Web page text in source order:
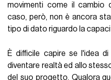
movimenti come il cambio
caso, però, non è ancora
tipo di dato riguardo la
È difficile capire se l'idea
diventare realtà ed allo
del suo progetto. Qualora